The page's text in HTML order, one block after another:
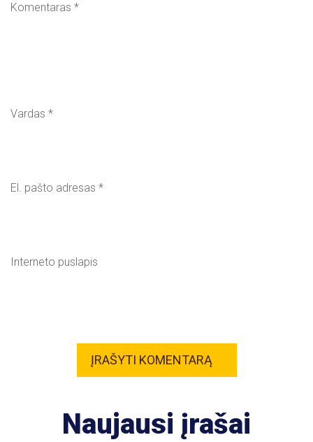
Komentaras *
Vardas *
El. pašto adresas *
Interneto puslapis
Naujausi įrašai